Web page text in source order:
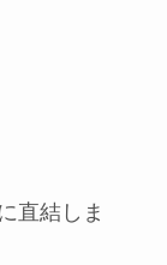
直結しま